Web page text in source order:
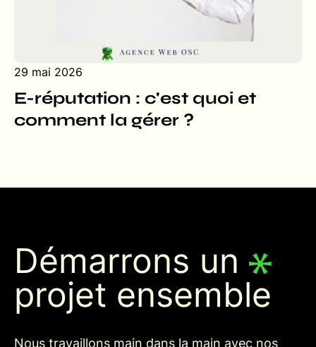
29 mai 2026
E-réputation : c'est quoi et
comment la gérer ?
Démarrons un
projet ensemble
Nous travaillons main dans la main avec nos